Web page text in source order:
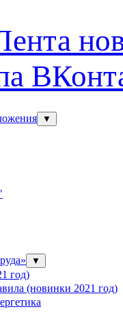
▼
▼
год)
(новинки 2021 год)